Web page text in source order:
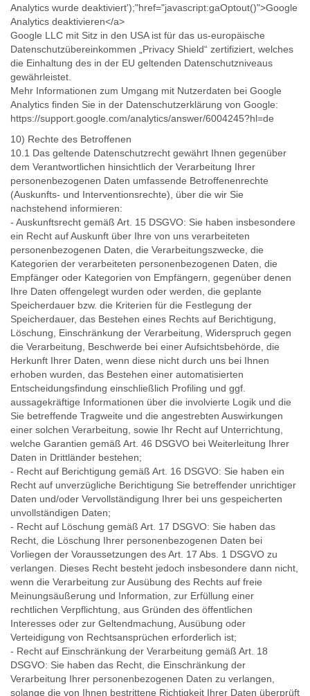
Analytics wurde deaktiviert');"href="javascript:gaOptout()">Google
Analytics deaktivieren</a>
Google LLC mit Sitz in den USA ist für das us-europäische
Datenschutzübereinkommen „Privacy Shield“ zertifiziert, welches
die Einhaltung des in der EU geltenden Datenschutzniveaus
gewährleistet.
Mehr Informationen zum Umgang mit Nutzerdaten bei Google
Analytics finden Sie in der Datenschutzerklärung von Google:
https://support.google.com/analytics/answer/6004245?hl=de
10) Rechte des Betroffenen
10.1 Das geltende Datenschutzrecht gewährt Ihnen gegenüber
dem Verantwortlichen hinsichtlich der Verarbeitung Ihrer
personenbezogenen Daten umfassende Betroffenenrechte
(Auskunfts- und Interventionsrechte), über die wir Sie
nachstehend informieren:
- Auskunftsrecht gemäß Art. 15 DSGVO: Sie haben insbesondere
ein Recht auf Auskunft über Ihre von uns verarbeiteten
personenbezogenen Daten, die Verarbeitungszwecke, die
Kategorien der verarbeiteten personenbezogenen Daten, die
Empfänger oder Kategorien von Empfängern, gegenüber denen
Ihre Daten offengelegt wurden oder werden, die geplante
Speicherdauer bzw. die Kriterien für die Festlegung der
Speicherdauer, das Bestehen eines Rechts auf Berichtigung,
Löschung, Einschränkung der Verarbeitung, Widerspruch gegen
die Verarbeitung, Beschwerde bei einer Aufsichtsbehörde, die
Herkunft Ihrer Daten, wenn diese nicht durch uns bei Ihnen
erhoben wurden, das Bestehen einer automatisierten
Entscheidungsfindung einschließlich Profiling und ggf.
aussagekräftige Informationen über die involvierte Logik und die
Sie betreffende Tragweite und die angestrebten Auswirkungen
einer solchen Verarbeitung, sowie Ihr Recht auf Unterrichtung,
welche Garantien gemäß Art. 46 DSGVO bei Weiterleitung Ihrer
Daten in Drittländer bestehen;
- Recht auf Berichtigung gemäß Art. 16 DSGVO: Sie haben ein
Recht auf unverzügliche Berichtigung Sie betreffender unrichtiger
Daten und/oder Vervollständigung Ihrer bei uns gespeicherten
unvollständigen Daten;
- Recht auf Löschung gemäß Art. 17 DSGVO: Sie haben das
Recht, die Löschung Ihrer personenbezogenen Daten bei
Vorliegen der Voraussetzungen des Art. 17 Abs. 1 DSGVO zu
verlangen. Dieses Recht besteht jedoch insbesondere dann nicht,
wenn die Verarbeitung zur Ausübung des Rechts auf freie
Meinungsäußerung und Information, zur Erfüllung einer
rechtlichen Verpflichtung, aus Gründen des öffentlichen
Interesses oder zur Geltendmachung, Ausübung oder
Verteidigung von Rechtsansprüchen erforderlich ist;
- Recht auf Einschränkung der Verarbeitung gemäß Art. 18
DSGVO: Sie haben das Recht, die Einschränkung der
Verarbeitung Ihrer personenbezogenen Daten zu verlangen,
solange die von Ihnen bestrittene Richtigkeit Ihrer Daten überprüft